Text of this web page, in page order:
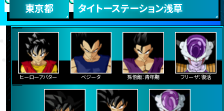
東京都 タイトーステーション浅草
ヒーローアバター ベジータ 孫悟飯：青年期 フリーザ：復活